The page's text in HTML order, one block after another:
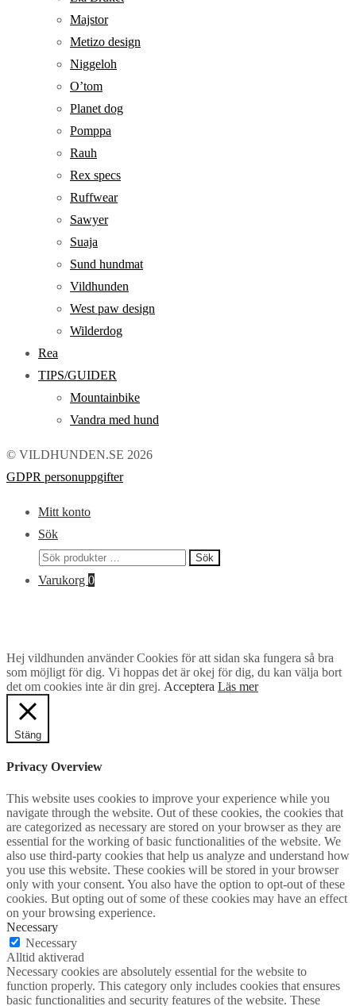
Majstor
Metizo design
Niggeloh
O’tom
Planet dog
Pomppa
Rauh
Rex specs
Ruffwear
Sawyer
Suaja
Sund hundmat
Vildhunden
West paw design
Wilderdog
Rea
TIPS/GUIDER
Mountainbike
Vandra med hund
© VILDHUNDEN.SE 2026
GDPR personuppgifter
Mitt konto
Sök
Sök
efter:
Sök
Varukorg 0
Hej vildhunden använder Cookies för att sidan ska fungera så bra
som möjligt för dig. Vi hoppas det är okej för dig, du kan välja bort
det om cookies inte är din grej. Acceptera Läs mer
Stäng
Privacy Overview
This website uses cookies to improve your experience while you
navigate through the website. Out of these cookies, the cookies that
are categorized as necessary are stored on your browser as they are
essential for the working of basic functionalities of the website. We
also use third-party cookies that help us analyze and understand how
you use this website. These cookies will be stored in your browser
only with your consent. You also have the option to opt-out of these
cookies. But opting out of some of these cookies may have an effect
on your browsing experience.
Necessary
Necessary
Alltid aktiverad
Necessary cookies are absolutely essential for the website to
function properly. This category only includes cookies that ensures
basic functionalities and security features of the website. These